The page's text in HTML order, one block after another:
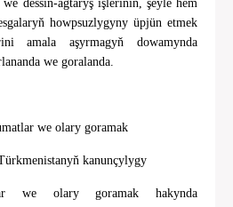
dessin-agtaryş işleriniň, şeýle hem
howpsuzlygyny üpjün etmek
amala aşyrmagyň dowamynda
we goralanda.
we olary goramak
kanunçylygy
we olary goramak hakynda